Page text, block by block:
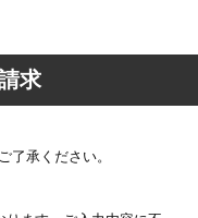
求
了承ください。